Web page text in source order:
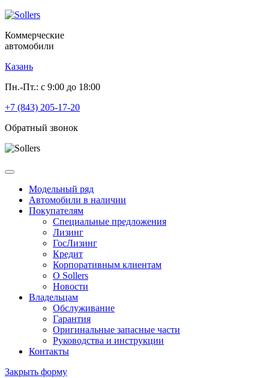
Коммерческие
автомобили
Казань
Пн.-Пт.: с 9:00 до 18:00
+7 (843) 205-17-20
Обратный звонок
Модельный ряд
Автомобили в наличии
Покупателям
Специальные предложения
Лизинг
ГосЛизинг
Кредит
Корпоративным клиентам
О Sollers
Новости
Владельцам
Обслуживание
Гарантия
Оригинальные запасные части
Руководства и инструкции
Контакты
Закрыть форму